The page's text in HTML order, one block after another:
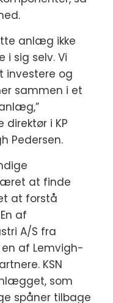
anlæg ikke
i sig selv. Vi
investere og
sammen i et
i KP
Pedersen.
at finde
at forstå
af
A/S fra
en af Lemvigh-
KSN
som
spåner tilbage